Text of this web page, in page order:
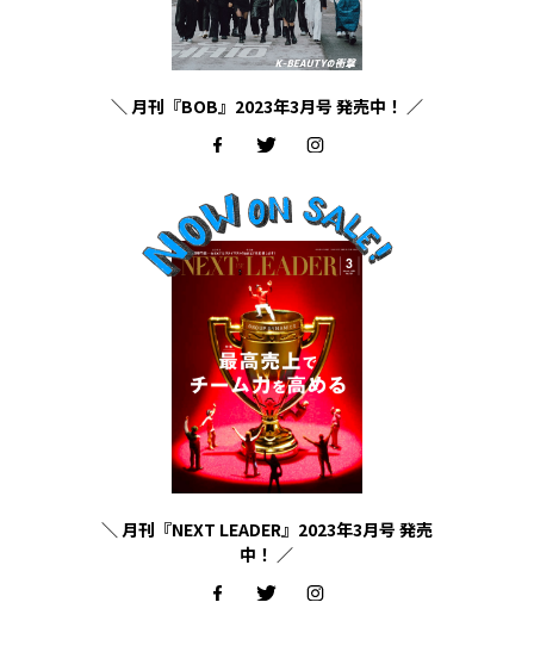
＼ 月刊『BOB』2023年3月号 発売中！ ／
＼ 月刊『NEXT LEADER』2023年3月号 発売
中！ ／